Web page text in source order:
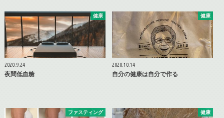
健康
2020.9.24
夜間低血糖
健康
2020.10.14
自分の健康は自分で作る
ファスティング 健康